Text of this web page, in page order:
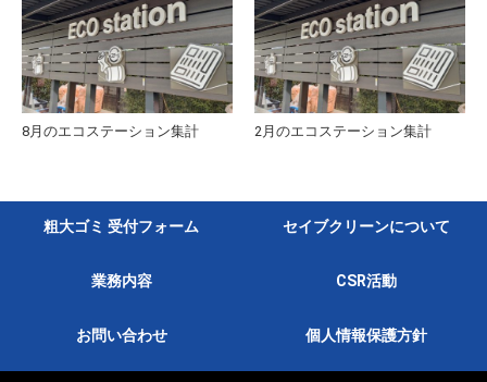
8月のエコステーション集計 2月のエコステーション集計
粗大ゴミ 受付フォーム セイブクリーンについて
業務内容 CSR活動
お問い合わせ 個人情報保護方針